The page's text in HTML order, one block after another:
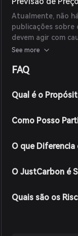
Atualmente, não
publicações sobre
devem agir com
decisões de
See more
FAQ
Qual é o
Como Posso
O que
O JustCarbon é
Quais são os